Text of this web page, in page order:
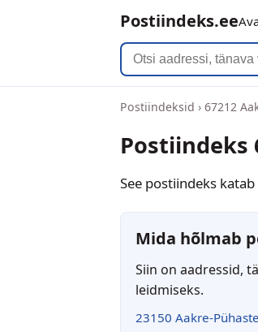
Postiindeks.ee
Postiindeksid › 67212
Postiindeks
See postiindeks
Mida hõlmab
Siin on aadressid,
leidmiseks.
23150 Aakre-